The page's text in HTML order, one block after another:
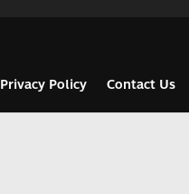
Privacy Policy Contact Us